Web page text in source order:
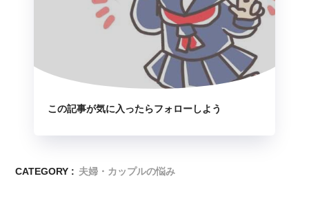
この記事が気に入ったらフォローしよう
CATEGORY : 夫婦・カップルの悩み